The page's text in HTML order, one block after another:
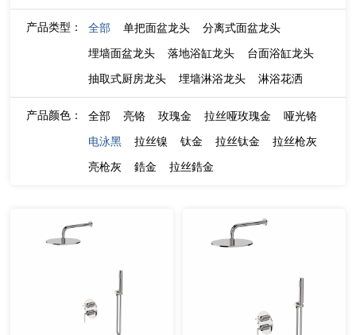
产品类型： 全部 单把面盆龙头
分离式面盆龙头
埋墙面盆龙头
落地浴缸龙头
台面浴缸龙头
抽取式厨房龙头
埋墙淋浴龙头 淋浴花洒
产品颜色： 全部 亮铬 玫瑰金 拉丝哑玫瑰金
哑光铬
电泳黑
拉丝镍 钛金 拉丝钛金
拉丝枪灰
亮枪灰
鋯金 拉丝鋯金